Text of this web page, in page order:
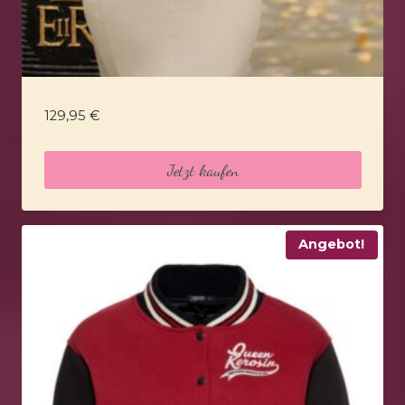
129,95 €
Jetzt kaufen
Angebot!